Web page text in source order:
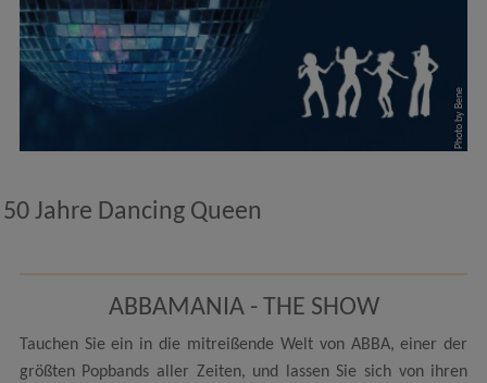
Photo by Bene
50 Jahre Dancing Queen
ABBAMANIA - THE SHOW
Tauchen Sie ein in die mitreißende Welt von ABBA, einer der
größten Popbands aller Zeiten, und lassen Sie sich von ihren